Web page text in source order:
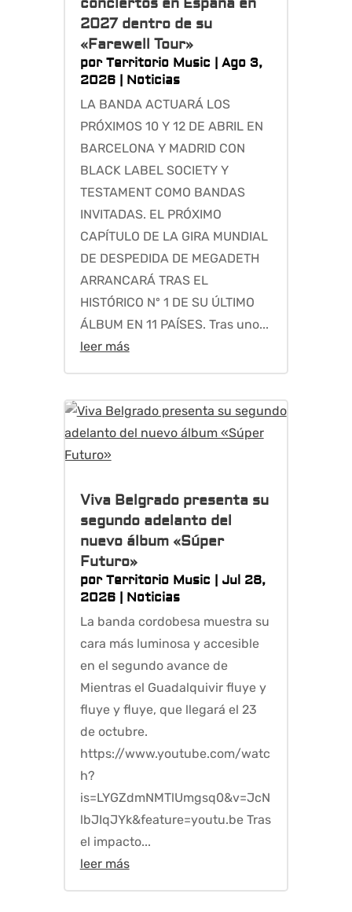
2027 dentro de su
«Farewell Tour»
por Territorio Music | Ago 3,
2026| Noticias
LA BANDA ACTUARÁ LOS
PRÓXIMOS 10 Y 12 DE ABRIL EN
BARCELONA Y MADRID CON
BLACK LABEL SOCIETY Y
TESTAMENT COMO BANDAS
INVITADAS. EL PRÓXIMO
CAPÍTULO DE LA GIRA MUNDIAL
DE DESPEDIDA DE MEGADETH
ARRANCARÁ TRAS EL
HISTÓRICO Nº 1 DE SU ÚLTIMO
ÁLBUM EN 11 PAÍSES. Tras uno...
leer más
Viva Belgrado presenta su
segundo adelanto del
nuevo álbum «Súper
Futuro»
por Territorio Music
Jul 28,
2026| Noticias
La banda cordobesa muestra su
cara más luminosa y accesible
en el segundo avance de
Mientras el Guadalquivir fluye y
fluye y fluye, que llegará el 23
de octubre.
https://www.youtube.com/watc
h?
is=LYGZdmNMTlUmgsq0&v=JcN
lbJIqJYk&feature=youtu.be Tras
el impacto...
leer más